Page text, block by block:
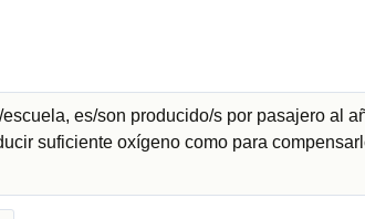
es/son producido/s por pasajero al
suficiente oxígeno como para